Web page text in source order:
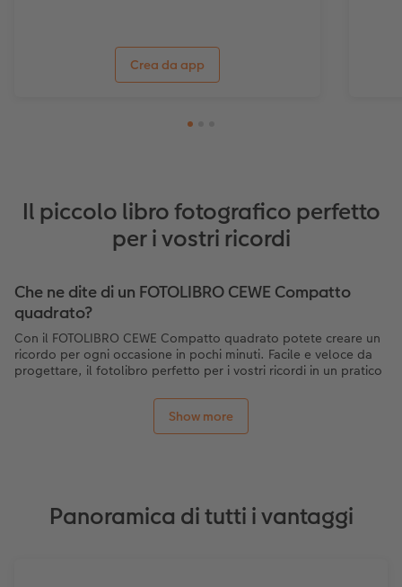
Crea da app
Il piccolo libro fotografico perfetto
per i vostri ricordi
Show more
Che ne dite di un FOTOLIBRO CEWE Compatto
quadrato?
Con il FOTOLIBRO CEWE Compatto quadrato potete creare un
ricordo per ogni occasione in pochi minuti. Facile e veloce da
progettare, il fotolibro perfetto per i vostri ricordi in un pratico
Anche i momenti più importanti troveranno spazio in questo
pratico fotolibro. Fino a 202 pagine offrono spazio sufficiente
E se dovete essere veloci, questo fotolibro compatto può
anche fare centro. In un batter d'occhio, è possibile creare un
Panoramica di tutti i vantaggi